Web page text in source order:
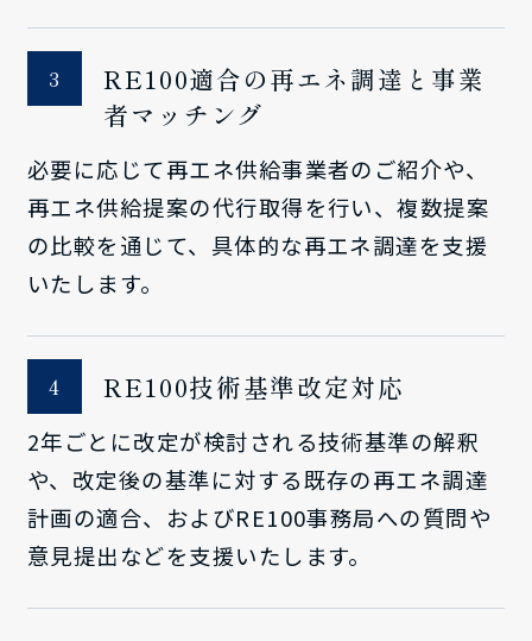
RE100適合の再エネ調達と事業
者マッチング
必要に応じて再エネ供給事業者のご紹介や、
再エネ供給提案の代行取得を行い、複数提案
の比較を通じて、具体的な再エネ調達を支援
いたします。
RE100技術基準改定対応
2年ごとに改定が検討される技術基準の解釈
や、改定後の基準に対する既存の再エネ調達
計画の適合、およびRE100事務局への質問や
意見提出などを支援いたします。